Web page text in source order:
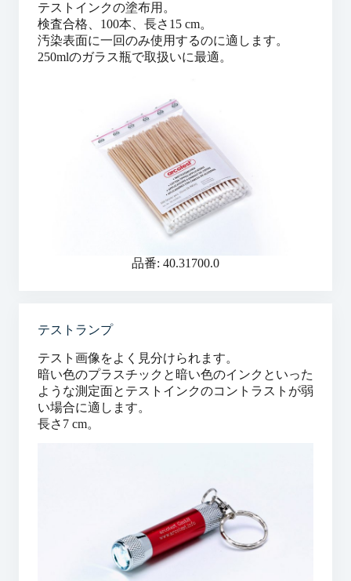
テストインクの塗布用。
検査合格、100本、長さ15 cm。
汚染表面に一回のみ使用するのに適します。
250mlのガラス瓶で取扱いに最適。
品番: 40.31700.0
テストランプ
テスト画像をよく見分けられます。
暗い色のプラスチックと暗い色のインクといった
ような測定面とテストインクのコントラストが弱
い場合に適します。
長さ7 cm。